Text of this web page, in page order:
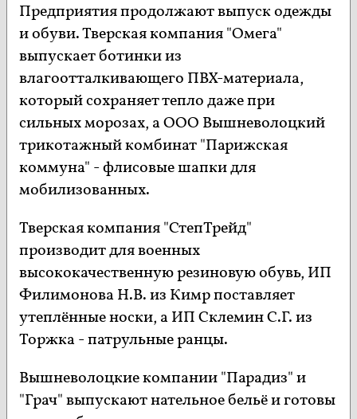
Предприятия продолжают выпуск одежды
и обуви. Тверская компания "Омега"
выпускает ботинки из
влагоотталкивающего ПВХ-материала,
который сохраняет тепло даже при
сильных морозах, а ООО Вышневолоцкий
трикотажный комбинат "Парижская
коммуна" - флисовые шапки для
мобилизованных.
Тверская компания "СтепТрейд"
производит для военных
высококачественную резиновую обувь, ИП
Филимонова Н.В. из Кимр поставляет
утеплённые носки, а ИП Склемин С.Г. из
Торжка - патрульные ранцы.
Вышневолоцкие компании "Парадиз" и
"Грач" выпускают нательное бельё и готовы